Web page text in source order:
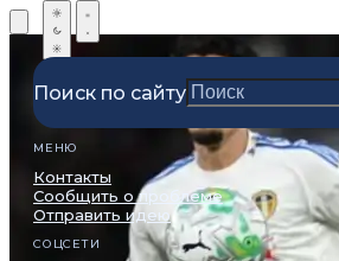
Поиск по сайту
МЕНЮ
Контакты
Сообщить о проблеме
Отправить идею
СОЦСЕТИ